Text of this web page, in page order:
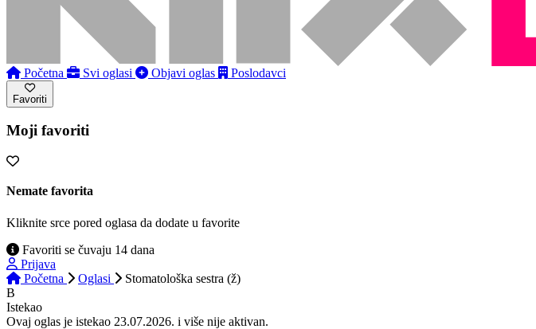
Početna Svi oglasi Objavi oglas Poslodavci
Favoriti
Moji favoriti
Nemate favorita
Kliknite srce pored oglasa da dodate u favorite
Favoriti se čuvaju 14 dana
Prijava
Početna
Oglasi
Stomatološka sestra (ž)
B
Istekao
Ovaj oglas je istekao 23.07.2026. i više nije aktivan.